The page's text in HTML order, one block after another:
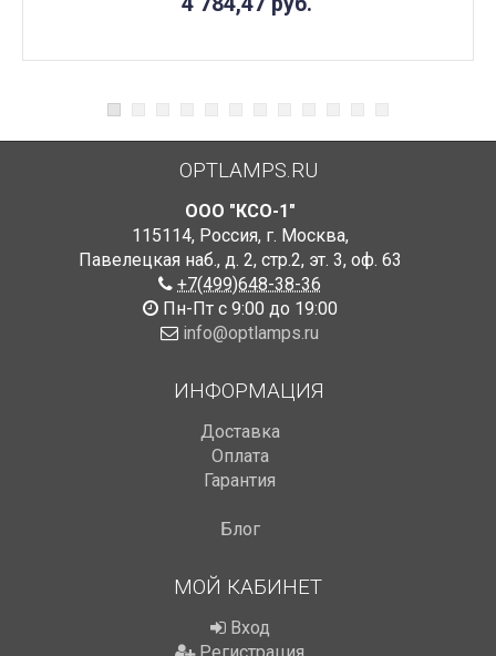
OPTLAMPS.RU
ООО "КСО-1"
115114, Россия, г. Москва,
Павелецкая наб., д. 2, стр.2, эт. 3, оф. 63
+7(499)648-38-36
Пн-Пт с 9:00 до 19:00
info@optlamps.ru
ИНФОРМАЦИЯ
Доставка
Оплата
Гарантия
Блог
МОЙ КАБИНЕТ
Вход